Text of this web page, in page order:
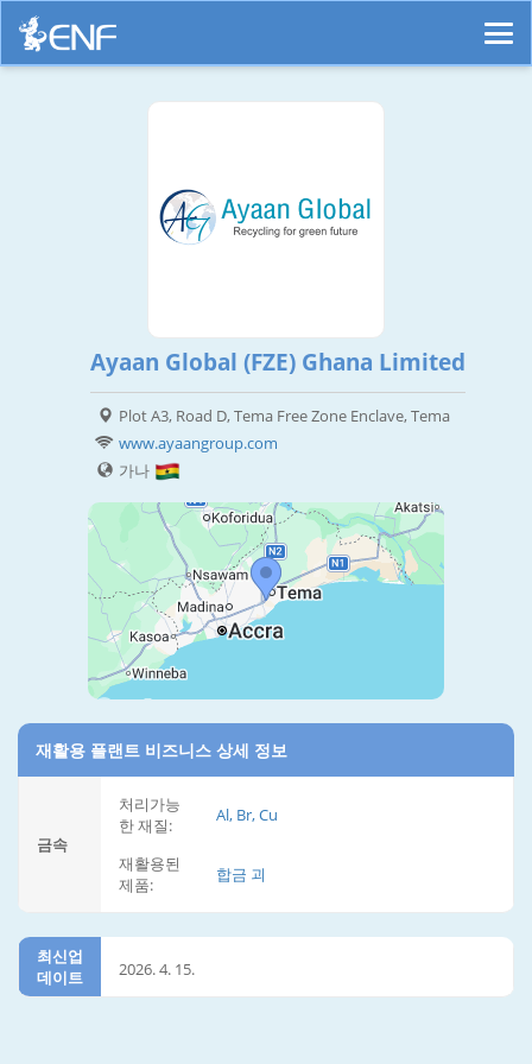
Ayaan Global (FZE) Ghana Limited
Plot A3, Road D, Tema Free Zone Enclave, Tema
www.ayaangroup.com
가나
재활용 플랜트 비즈니스 상세 정보
금속
처리가능
한 재질:
Al, Br, Cu
재활용된
제품:
합금 괴
최신업
데이트
2026. 4. 15.